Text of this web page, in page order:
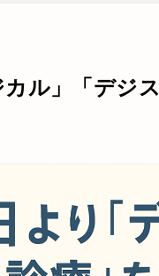
ル」「デジ